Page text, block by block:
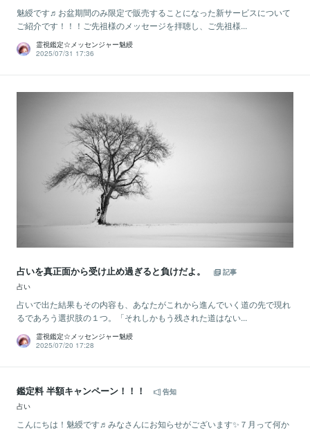
魅綬です♬お盆期間のみ限定で販売することになった新サービスについて
ご紹介です！！！ご先祖様のメッセージを拝聴し、ご先祖様...
霊視鑑定☆メッセンジャー魅綬
2025/07/31 17:36
占いを真正面から受け止め過ぎると負けだよ。
記事
占い
占いで出た結果もその内容も、あなたがこれから進んでいく道の先で現れ
るであろう選択肢の１つ。「それしかもう残された道はない...
霊視鑑定☆メッセンジャー魅綬
2025/07/20 17:28
鑑定料 半額キャンペーン！！！
告知
占い
こんにちは！魅綬です♬みなさんにお知らせがございます✨７月って何か